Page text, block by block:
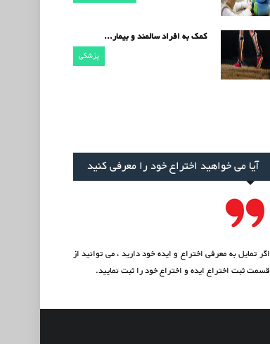
کمک به افراد سالمند و بیمار...
پزشکی
آیا می خواهید اختراع خود را معرفی کنید
اگر تمایل به معرفی اختراع و ایده خود دارید ، می توانید از
قسمتثبت اختراع ایدهو اختراع خود را ثبت نمایید.